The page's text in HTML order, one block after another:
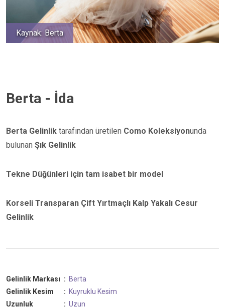
Kaynak: Berta
Berta - İda
Berta Gelinlik tarafından üretilen Como Koleksiyonunda
bulunan Şık Gelinlik
Tekne Düğünleri için tam isabet bir model
Korseli Transparan Çift Yırtmaçlı Kalp Yakalı Cesur
Gelinlik
Gelinlik Markası : Berta
Gelinlik Kesim
: Kuyruklu Kesim
Uzunluk
: Uzun